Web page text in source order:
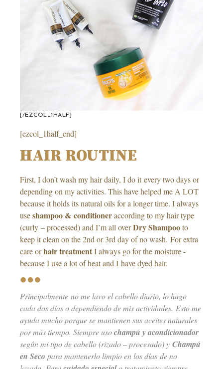
[/EZCOL_1HALF]
[ezcol_1half_end]
HAIR ROUTINE
First, I don’t wash my hair daily, I do it every two days or
depending on my activities. This have helped me A LOT
because it holds its natural oils for a longer time. I always
useshampoo & conditioneraccording to my hair type
(curly – processed) and I’m all overDry Shampooto
keep it clean on the 2nd or 3rd day of no wash. For extra
care orhair treatmentI always go for the moisture -
because I use a lot of heat and I have dyed hair.
Principalmente no me lavo el cabello diario, lo hago
cada dos días o dependiendo de mis actividades. Esto me
ayuda mucho porque se mantienen sus aceites naturales
por más tiempo. Siempre usochampú y acondicionador
según mi tipo de cabello (rizado – procesado) y Champú
en Seco para mantenerlo limpio en los días de no